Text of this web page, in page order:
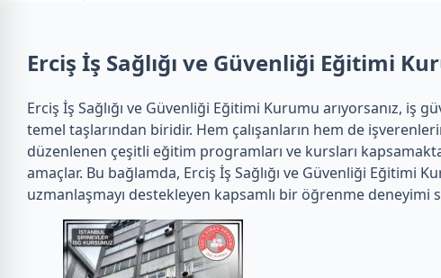
Erciş İş Sağlığı ve Güvenliği Eğitimi
Erciş İş Sağlığı ve Güvenliği Eğitimi Kurumu arıyorsanız, iş
temel taşlarından biridir. Hem çalışanların hem de
düzenlenen çeşitli eğitim programları ve kursları
amaçlar. Bu bağlamda, Erciş İş Sağlığı ve Güvenliği Eğitimi
uzmanlaşmayı destekleyen kapsamlı bir öğrenme deneyimi